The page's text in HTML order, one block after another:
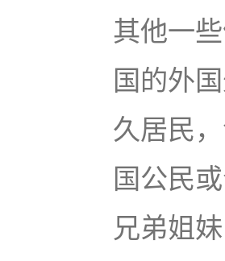
其他一
国的外
久居民
国公民
兄弟姐